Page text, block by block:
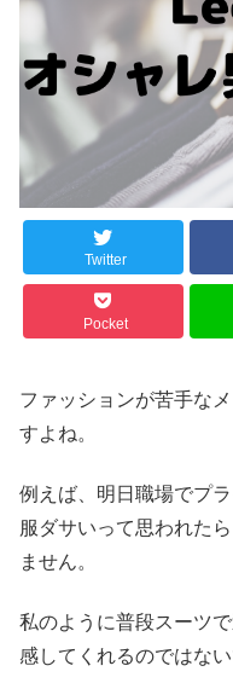
Twitter
Pocket
ファッションが苦手な
すよね。
例えば、明日職場でプ
服ダサいって思われた
ません。
私のように普段スーツ
感してくれるのではない